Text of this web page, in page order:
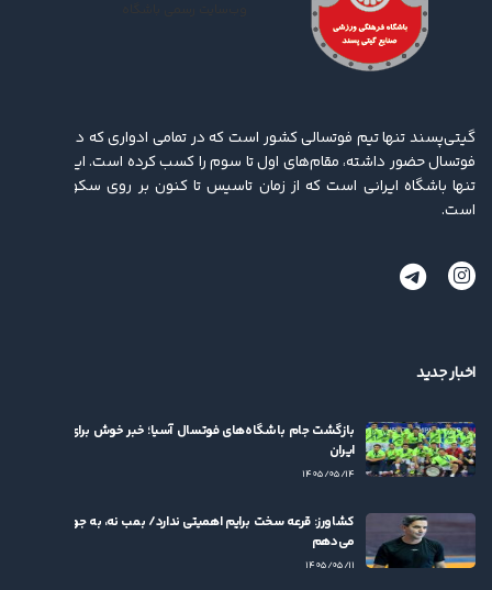
گیتی‌پسند تنها تیم فوتسالی کشور است که در تمامی ادواری که در لیگ برتر
فوتسال حضور داشته، مقام‌های اول تا سوم را کسب کرده ‌است. این باشگاه
تنها باشگاه ایرانی است که از زمان تاسیس تا کنون بر روی سکو ایستاده
است.
اخبار جدید
بازگشت جام باشگاه‌های فوتسال آسیا؛ خبر خوش برای فوتسال
ایران
۱۴۰۵/۰۵/۱۴
کشاورز: قرعه سخت برایم اهمیتی ندارد/ بمب نه، به جوان‌ها بها
می‌دهم
۱۴۰۵/۰۵/۱۱